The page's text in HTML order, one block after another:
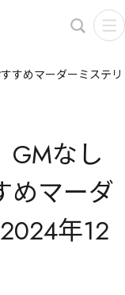
すめマーダーミステリ
GMなし
めマーダ
年12